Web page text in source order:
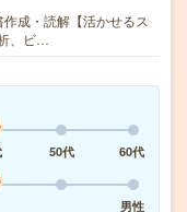
成・読解【活かせるス
、ビ…
50代
60代
男性